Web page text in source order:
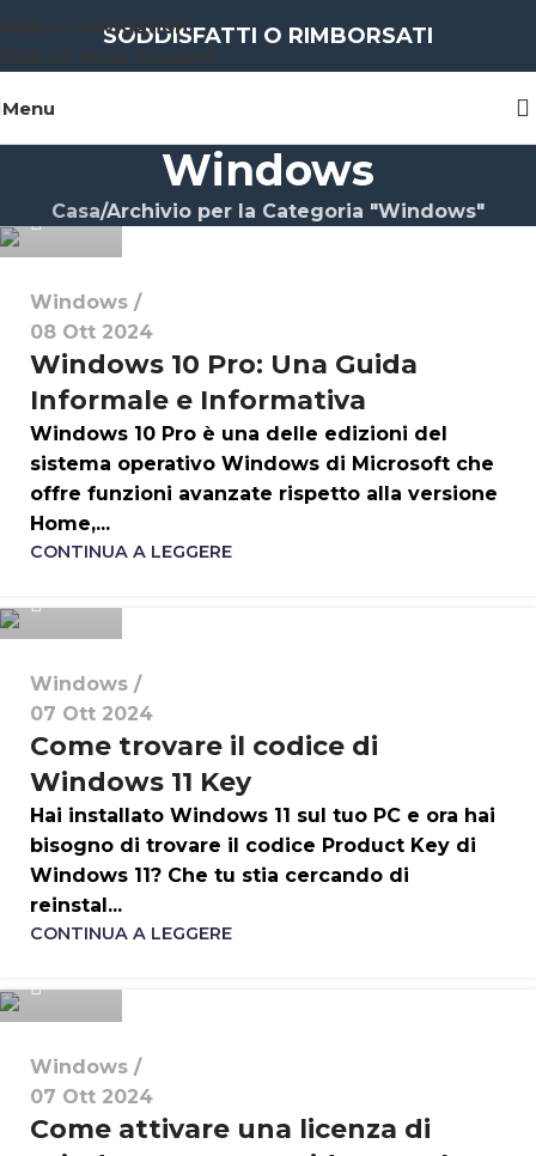
Skip to navigationSODDISFATTI O RIMBORSATI
Menu
Windows
Casa Archivio per la Categoria "Windows"
Windows
08 Ott 2024
Windows 10 Pro: Una Guida
Informale e Informativa
Windows 10 Pro è una delle edizioni del
sistema operativo Windows di Microsoft che
offre funzioni avanzate rispetto alla versione
Home,...
CONTINUA A LEGGERE
Windows
07 Ott 2024
Come trovare il codice di
Windows 11 Key
Hai installato Windows 11 sul tuo PC e ora hai
bisogno di trovare il codice Product Key di
Windows 11? Che tu stia cercando di
reinstal...
CONTINUA A LEGGERE
Windows
07 Ott 2024
Come attivare una licenza di